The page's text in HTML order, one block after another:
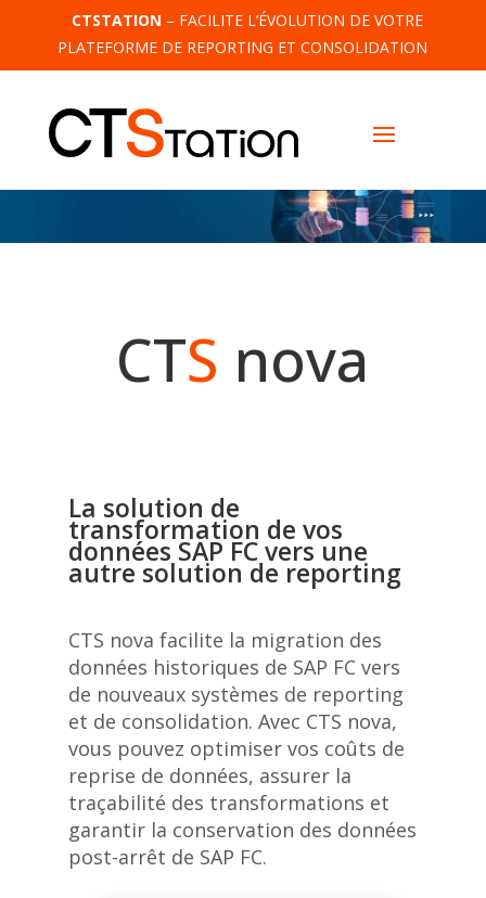
CTSTATION – FACILITE L’ÉVOLUTION DE VOTRE
PLATEFORME DE REPORTING ET CONSOLIDATION
CTS nova
La solution de
transformation de vos
données SAP FC vers une
autre solution de reporting
CTS nova facilite la migration des
données historiques de SAP FC vers
de nouveaux systèmes de reporting
et de consolidation. Avec CTS nova,
vous pouvez optimiser vos coûts de
reprise de données, assurer la
traçabilité des transformations et
garantir la conservation des données
post-arrêt de SAP FC.